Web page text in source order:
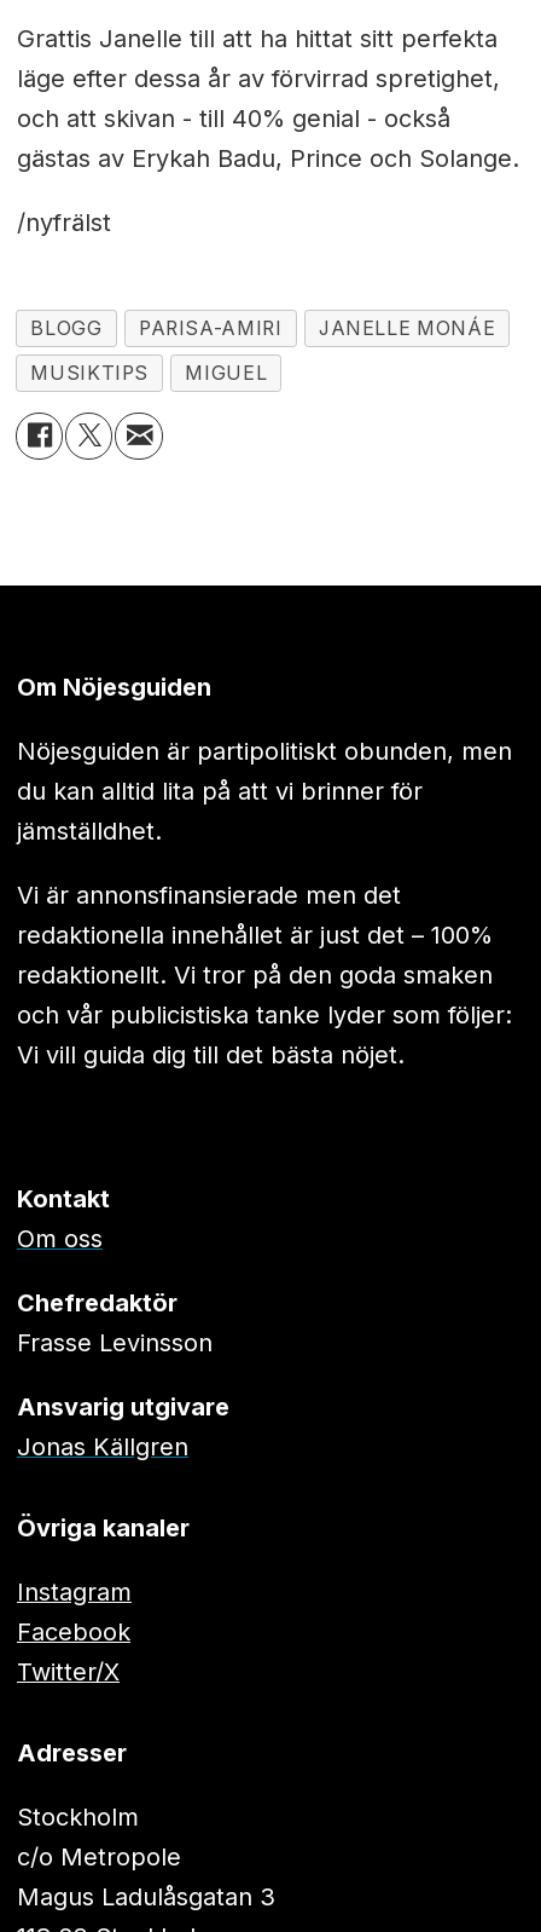
Grattis Janelle till att ha hittat sitt perfekta
läge efter dessa år av förvirrad spretighet,
och att skivan - till 40% genial - också
gästas av Erykah Badu, Prince och Solange.
/nyfrälst
BLOGG PARISA-AMIRI
JANELLE MONÁE
MUSIKTIPS
MIGUEL
Om Nöjesguiden
Nöjesguiden är partipolitiskt obunden, men
du kan alltid lita på att vi brinner för
jämställdhet.
Vi är annonsfinansierade men det
redaktionella innehållet är just det – 100%
redaktionellt. Vi tror på den goda smaken
och vår publicistiska tanke lyder som följer:
Vi vill guida dig till det bästa nöjet.
Kontakt
Om oss
Chefredaktör
Frasse Levinsson
Ansvarig utgivare
Jonas Källgren
Övriga kanaler
Instagram
Facebook
Twitter/X
Adresser
Stockholm
c/o Metropole
Magus Ladulåsgatan 3